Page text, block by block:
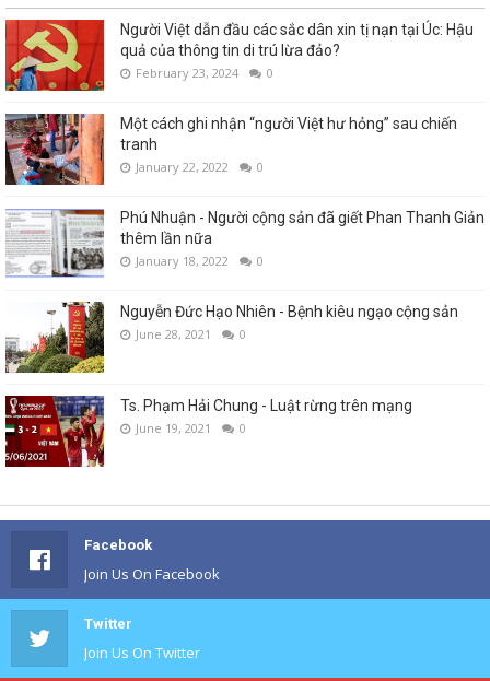
Người Việt dẫn đầu các sắc dân xin tị nạn tại Úc: Hậu
quả của thông tin di trú lừa đảo?
February 23, 2024 0
Một cách ghi nhận “người Việt hư hỏng” sau chiến
tranh
January 22, 2022 0
Phú Nhuận - Người cộng sản đã giết Phan Thanh Giản
thêm lần nữa
January 18, 2022 0
Nguyễn Đức Hạo Nhiên - Bệnh kiêu ngạo cộng sản
June 28, 2021 0
Ts. Phạm Hải Chung - Luật rừng trên mạng
June 19, 2021 0
Facebook
Join Us On Facebook
Twitter
Join Us On Twitter